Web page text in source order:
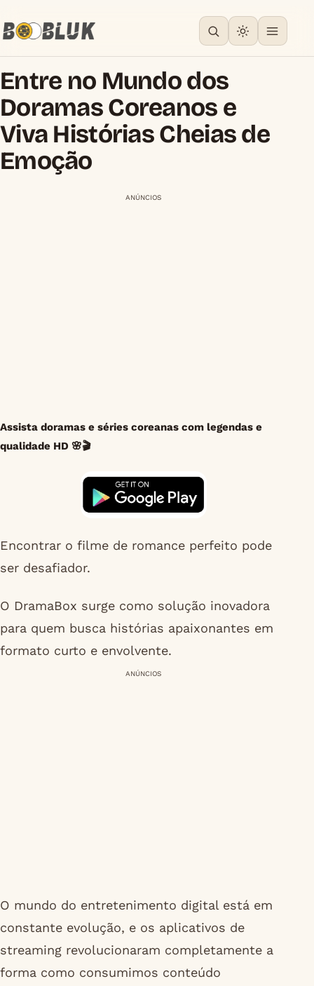
Entre no Mundo dos
Doramas Coreanos e
Viva Histórias Cheias de
Emoção
ANÚNCIOS
Assista doramas e séries coreanas com legendas e
qualidade HD 🌸🎬
Encontrar o filme de romance perfeito pode
ser desafiador.
O DramaBox surge como solução inovadora
para quem busca histórias apaixonantes em
formato curto e envolvente.
ANÚNCIOS
O mundo do entretenimento digital está em
constante evolução, e os aplicativos de
streaming revolucionaram completamente a
forma como consumimos conteúdo